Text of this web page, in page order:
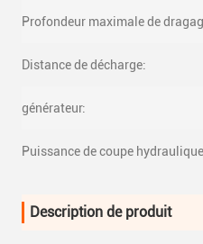
Profondeur maximale de
Distance de décharge:
générateur:
Puissance de coupe
Description de produit